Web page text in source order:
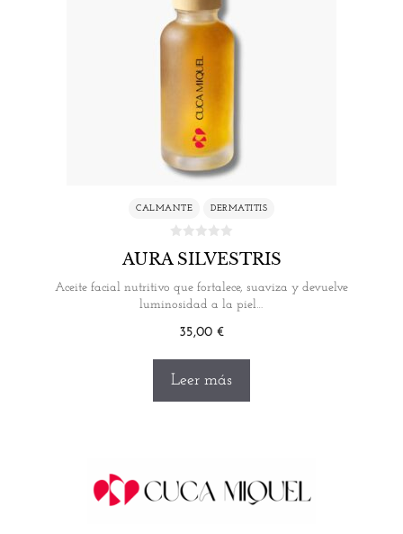
CALMANTE DERMATITIS
AURA SILVESTRIS
Aceite facial nutritivo que fortalece, suaviza y devuelve
luminosidad a la piel…
35,00 €
Leer más